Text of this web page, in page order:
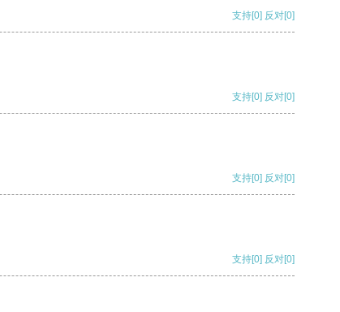
支持[0] 反对[0]
支持[0] 反对[0]
支持[0] 反对[0]
支持[0] 反对[0]